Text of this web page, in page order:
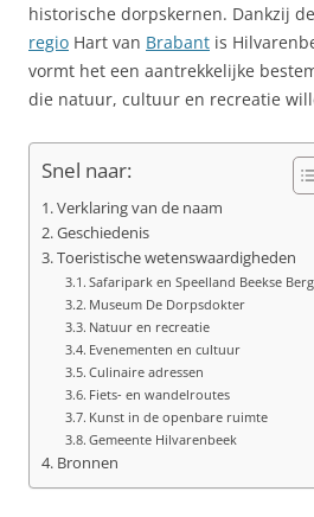
historische dorpskernen. Dankzij
regio Hart van Brabant is
vormt het een aantrekkelijke
die natuur, cultuur en recreatie
Snel naar:
Verklaring van de naam
Geschiedenis
Toeristische wetenswaardigheden
Safaripark en Speelland Beekse
Museum De Dorpsdokter
Natuur en recreatie
Evenementen en cultuur
Culinaire adressen
Fiets- en wandelroutes
Kunst in de openbare ruimte
Gemeente Hilvarenbeek
Bronnen